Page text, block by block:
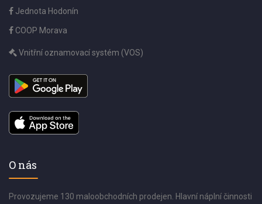
Jednota Hodonín
COOP Morava
Vnitřní oznamovací systém (VOS)
O nás
Provozujeme 130 maloobchodních prodejen. Hlavní náplní činnosti